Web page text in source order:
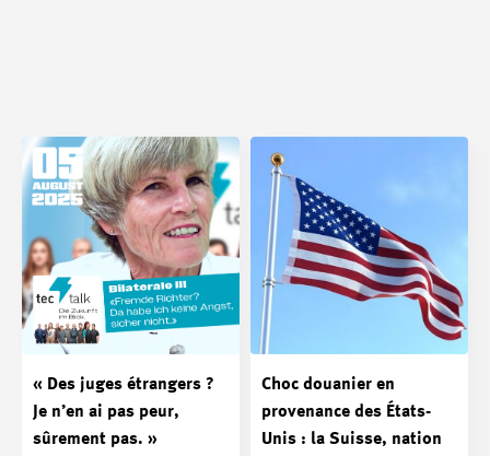
« Des juges étrangers ?
Je n’en ai pas peur,
sûrement pas. »
Choc douanier en
provenance des États-
Unis : la Suisse, nation